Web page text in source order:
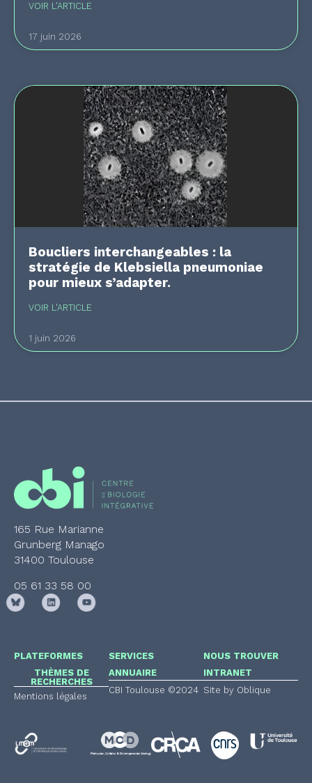
VOIR L'ARTICLE
17 juin 2026
Boucliers interchangeables : la
stratégie de Klebsiella pneumoniae
pour mieux s’adapter.
VOIR L'ARTICLE
1 juin 2026
165 Rue Marianne
Grunberg Manago
31400 Toulouse
05 61 33 58 00
PLATEFORMES
THÈMES DE
RECHERCHES
Mentions légales
SERVICES
ANNUAIRE
CBI Toulouse ©2024
NOUS TROUVER
INTRANET
Site by Oblique